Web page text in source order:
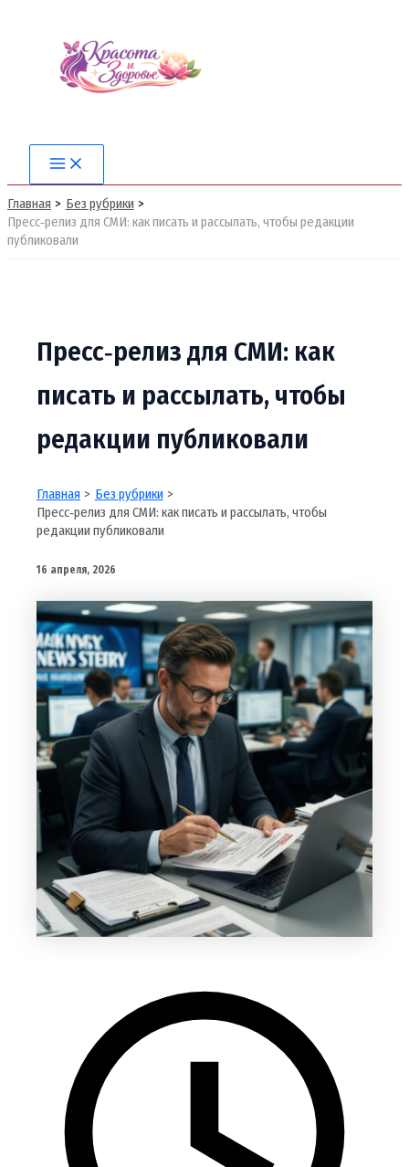
содержимому
Main
Menu
Главная
Без рубрики
Пресс‑релиз для СМИ: как писать и рассылать, чтобы редакции
публиковали
Пресс‑релиз для СМИ: как
писать и рассылать, чтобы
редакции публиковали
Главная
Без рубрики
Пресс‑релиз для СМИ: как писать и рассылать, чтобы
редакции публиковали
16 апреля, 2026